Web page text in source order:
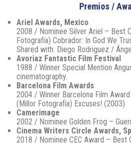
Premios /
Ariel Awards, Mexico
2008 / Nominee Silver Ariel – Best
Fotografía) Cobrador: In God We
Shared with: Diego Rodriguez /
Avoriaz Fantastic Film Festival
1988 / Winner Special Mention
cinematography.
Barcelona Film Awards
2004 / Winner Barcelona Film
(Millor Fotografía) Excuses! (2003)
Camerimage
2002 / Nominee Golden Frog –
Cinema Writers Circle Awards,
2018 / Nominee CEC Award – Best